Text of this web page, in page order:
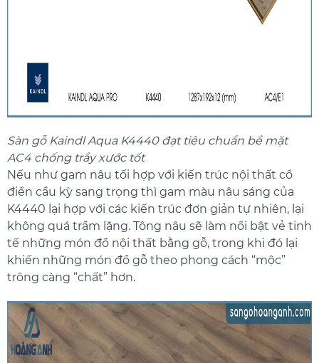
Sàn gỗ Kaindl Aqua K4440 đạt tiêu chuẩn bề mặt
AC4 chống trầy xước tốt
Nếu như gam nâu tối hợp với kiến trúc nội thất cổ
điển cầu kỳ sang trọng thì gam màu nâu sáng của
K4440 lại hợp với các kiến trúc đơn giản tự nhiên, lại
không quá trầm lặng. Tông nâu sẽ làm nổi bật vẻ tinh
tế những món đồ nội thất bằng gỗ, trong khi đó lại
khiến những món đồ gỗ theo phong cách “mộc”
trông càng “chất” hơn.